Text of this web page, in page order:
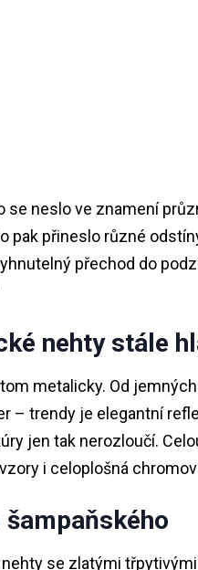
se neslo ve znamení
pak přineslo různé
přechod do
nehty stále
metalicky. Od
– trendy je elegantní
jen tak nerozloučí.
i celoplošná
šampaňského
se zlatými